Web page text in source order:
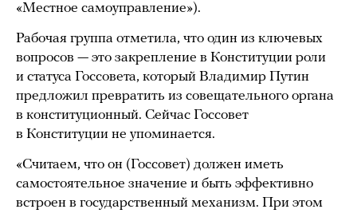
«Местное самоуправление»).
Рабочая группа отметила, что один из ключевых
вопросов — это закрепление в Конституции роли
и статуса Госсовета, который Владимир Путин
предложил превратить из совещательного органа
в конституционный. Сейчас Госсовет
в Конституции не упоминается.
«Считаем, что он (Госсовет) должен иметь
самостоятельное значение и быть эффективно
встроен в государственный механизм. При этом